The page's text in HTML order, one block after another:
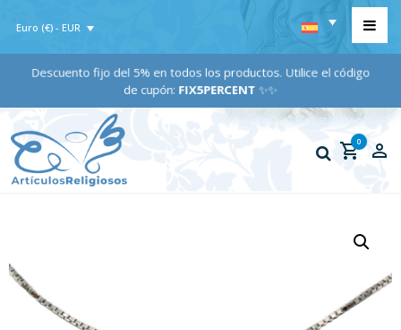
Euro (€) - EUR
Descuento fijo del 5% en todos los productos. Utilice el código
de cupón:FIX5PERCENT✨✨
0